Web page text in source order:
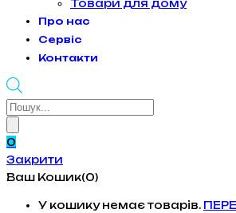
Товари для дому
Про нас
Сервіс
Контакти
Products
0
Закрити
Ваш Кошик(0)
У кошику немає товарів.